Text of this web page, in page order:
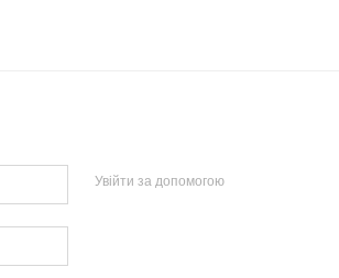
Увійти за допомогою